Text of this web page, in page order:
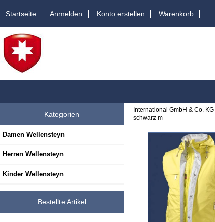
Startseite Anmelden Konto erstellen Warenkorb
Kategorien
Damen Wellensteyn
Herren Wellensteyn
Kinder Wellensteyn
Bestellte Artikel
International GmbH & Co.
schwarz m